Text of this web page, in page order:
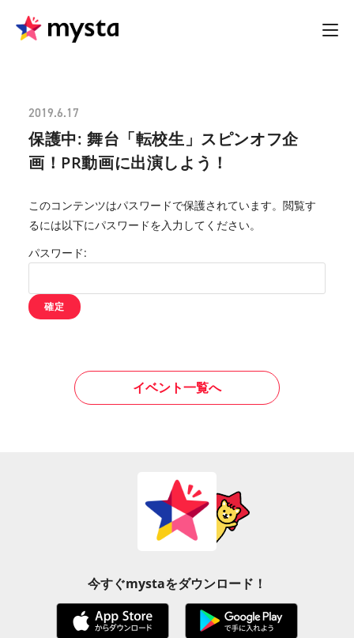
2019.6.17
保護中: 舞台「転校生」スピンオフ企
画！PR動画に出演しよう！
このコンテンツはパスワードで保護されています。閲覧す
るには以下にパスワードを入力してください。
パスワード:
イベント一覧へ
今すぐmystaをダウンロード！